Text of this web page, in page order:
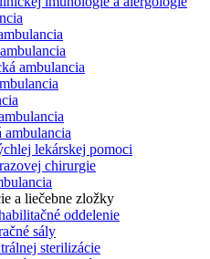
ambulancia
ambulancia
lekárskej pomoci
chirurgie
a liečebne zložky
oddelenie
sály
sterilizácie